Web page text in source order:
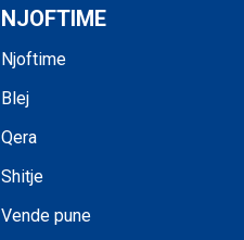
NJOFTIME
Njoftime
Blej
Qera
Shitje
Vende pune